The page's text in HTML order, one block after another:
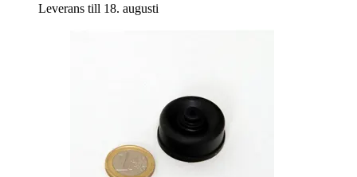
Leverans till 18. augusti